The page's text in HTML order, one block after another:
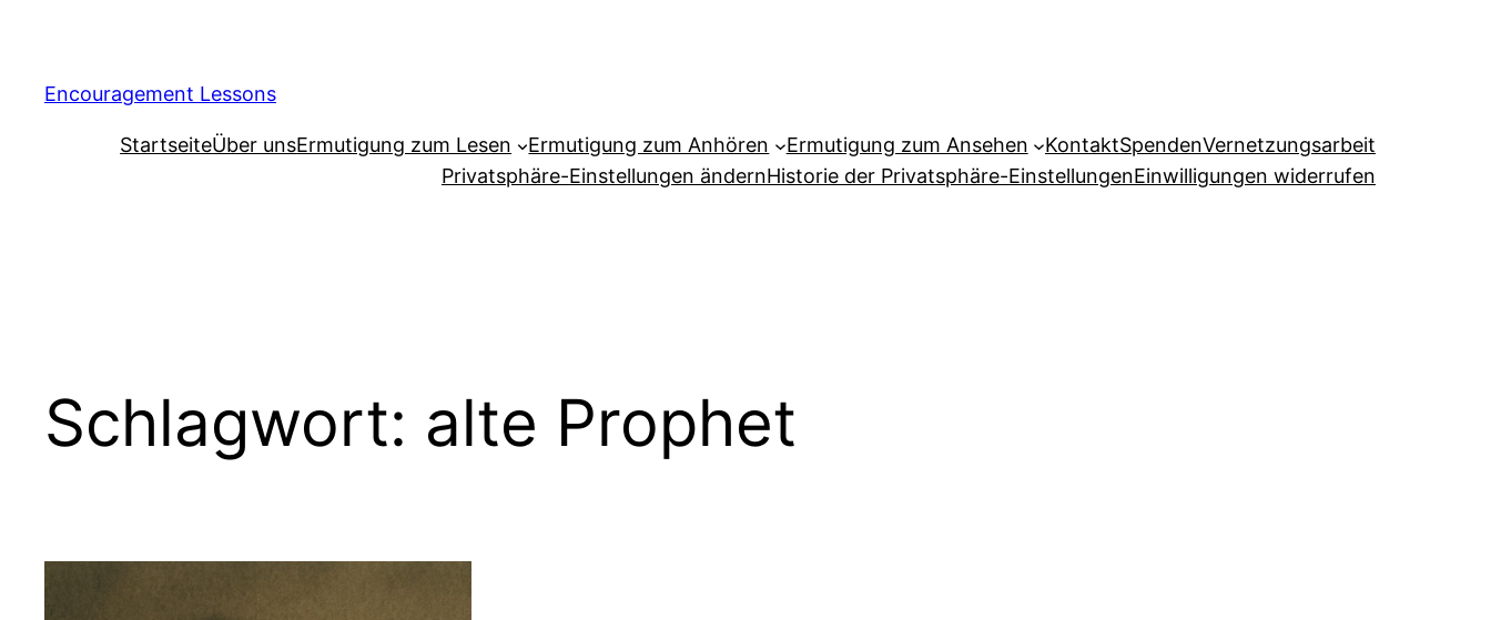
Encouragement Lessons
StartseiteÜber unsErmutigung zum Lesen Ermutigung zum Anhören Ermutigung zum Ansehen KontaktSpendenVernetzungsarbeit
Privatsphäre-Einstellungen ändernHistorie der Privatsphäre-EinstellungenEinwilligungen widerrufen
Schlagwort: alte Prophet